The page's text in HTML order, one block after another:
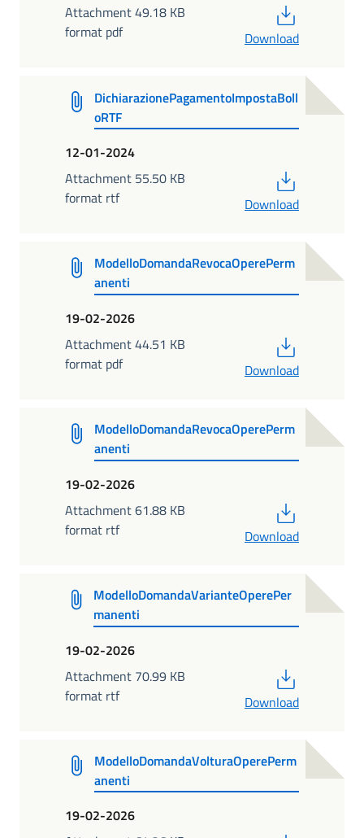
Attachment 49.18 KB
format pdf
Download
DichiarazionePagamentoImpostaBoll
oRTF
12-01-2024
Attachment 55.50 KB
format rtf
Download
ModelloDomandaRevocaOperePerm
anenti
19-02-2026
Attachment 44.51 KB
format pdf
Download
ModelloDomandaRevocaOperePerm
anenti
19-02-2026
Attachment 61.88 KB
format rtf
Download
ModelloDomandaVarianteOperePer
manenti
19-02-2026
Attachment 70.99 KB
format rtf
Download
ModelloDomandaVolturaOperePerm
anenti
19-02-2026